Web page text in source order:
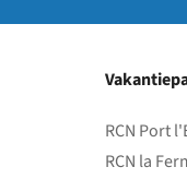
RCN Port
RCN la